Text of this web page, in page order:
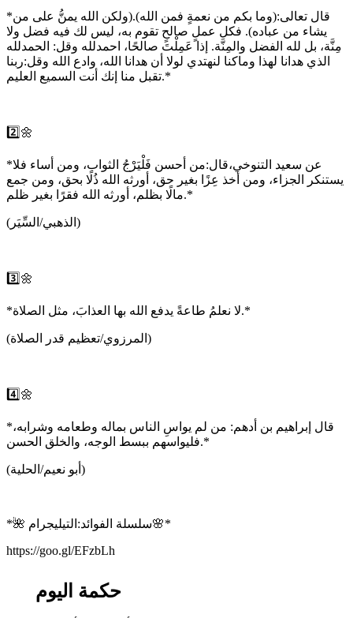
*قال تعالى:(وما بكم من نعمةٍ فمن الله).(ولكن الله يمنُّ على من
يشاء من عباده). فكل عملٍ صالحٍ تقوم به، ليس لك فيه فضل ولا
مِنَّة، بل لله الفضل والمِنَّة. إذا عَمِلْتَ صالحًا، احمدلله وقل: الحمدلله
الذي هدانا لهذا وماكنا لنهتدي لولا أن هدانا الله، وادع الله وقل:ربنا
تقبل منا إنك أنت السميع العليم.*
2️⃣🌼
*عن سعيد التنوخي،قال:من أحسن فَلْيَرْجُ الثواب، ومن أساء فلا
يستنكر الجزاء، ومن أخذ عِزًا بغير حق، أورثه الله ذُلًا بحق، ومن جمع
مالًا بظلم، أورثه الله فقرًا بغير ظلم.*
(الذهبي/السِّيَر)
3️⃣🌼
*لا نعلمُ طاعةً يدفع الله بها العذابَ، مثل الصلاة.*
(المرزوي/تعظيم قدر الصلاة)
4️⃣🌼
*قال إبراهيم بن أدهم: من لم يواسِ الناس بماله وطعامه وشرابه،
فليواسهم ببسط الوجه، والخلق الحسن.*
(أبو نعيم/الحلية)
*🌺 سلسلة الفوائد:التيليجرام🌸*
https://goo.gl/EFzbLh
حكمة اليوم